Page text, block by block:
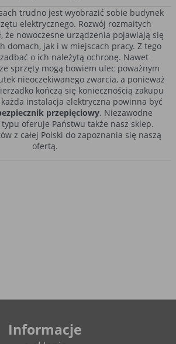
trudno jest wyobrazić sobie budynek
elektrycznego. Rozwój rozmaitych
że nowoczesne urządzenia pojawiają się
domach, jak i w miejscach pracy. Z tego
o ich należytą ochronę. Nawet
sprzęty mogą bowiem ulec poważnym
nieoczekiwanego zwarcia, a ponieważ
kończą się koniecznością zakupu
instalacja elektryczna powinna być
przepięciowy. Niezawodne
oferuje Państwu także nasz sklep.
z całej Polski do zapoznania się naszą
ofertą.
wyładowania atmosferyczne w naszym
Ochrona przeciwprzepięciowa
Informacje